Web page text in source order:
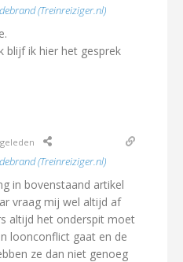
(Treinreiziger.nl)
blijf ik hier het gesprek
(Treinreiziger.nl)
in bovenstaand artikel
vraag mij wel altijd af
altijd het onderspit moet
loonconflict gaat en de
ze dan niet genoeg